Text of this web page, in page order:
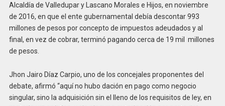
Alcaldía de Valledupar y Lascano Morales e Hijos, en noviembre
de 2016, en que el ente gubernamental debía descontar 993
millones de pesos por concepto de impuestos adeudados y al
final, en vez de cobrar, terminó pagando cerca de 19 mil millones
de pesos.
Jhon Jairo Díaz Carpio, uno de los concejales proponentes del
debate, afirmó “aquí no hubo dación en pago como negocio
singular, sino la adquisición sin el lleno de los requisitos de ley, en